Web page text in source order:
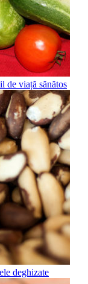
de viață sănătos
deghizate